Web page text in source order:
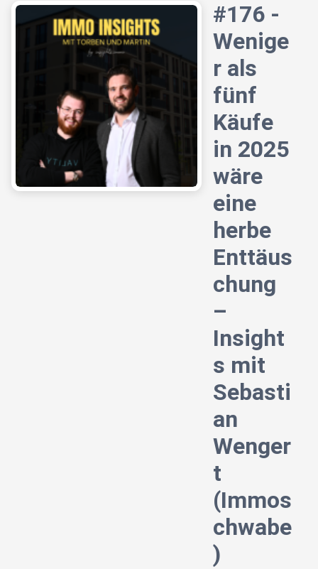
#176 -
Wenige
r als
fünf
Käufe
in 2025
wäre
eine
herbe
Enttäus
chung
–
Insight
s mit
Sebasti
an
Wenger
t
(Immos
chwabe
)